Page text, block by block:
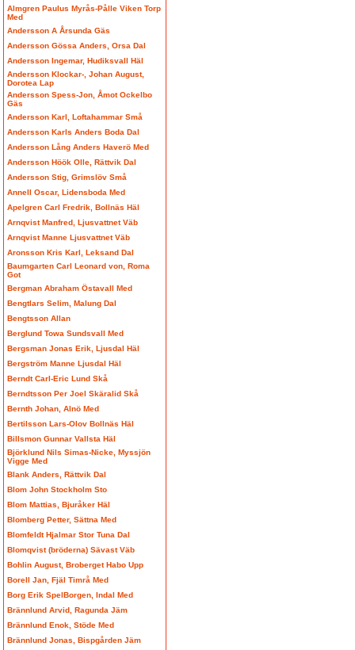
Almgren Paulus Myrås-Pålle Viken Torp
Med
Andersson A Årsunda Gäs
Andersson Gössa Anders, Orsa Dal
Andersson Ingemar, Hudiksvall Häl
Andersson Klockar-, Johan August,
Dorotea Lap
Andersson Spess-Jon, Åmot Ockelbo
Gäs
Andersson Karl, Loftahammar Små
Andersson Karls Anders Boda Dal
Andersson Lång Anders Haverö Med
Andersson Höök Olle, Rättvik Dal
Andersson Stig, Grimslöv Små
Annell Oscar, Lidensboda Med
Apelgren Carl Fredrik, Bollnäs Häl
Arnqvist Manfred, Ljusvattnet Väb
Arnqvist Manne Ljusvattnet Väb
Aronsson Kris Karl, Leksand Dal
Baumgarten Carl Leonard von, Roma
Got
Bergman Abraham Östavall Med
Bengtlars Selim, Malung Dal
Bengtsson Allan
Berglund Towa Sundsvall Med
Bergsman Jonas Erik, Ljusdal Häl
Bergström Manne Ljusdal Häl
Berndt Carl-Eric Lund Skå
Berndtsson Per Joel Skäralid Skå
Bernth Johan, Alnö Med
Bertilsson Lars-Olov Bollnäs Häl
Billsmon Gunnar Vallsta Häl
Björklund Nils Simas-Nicke, Myssjön
Vigge Med
Blank Anders, Rättvik Dal
Blom John Stockholm Sto
Blom Mattias, Bjuråker Häl
Blomberg Petter, Sättna Med
Blomfeldt Hjalmar Stor Tuna Dal
Blomqvist (bröderna) Sävast Väb
Bohlin August, Broberget Habo Upp
Borell Jan, Fjäl Timrå Med
Borg Erik SpelBorgen, Indal Med
Brännlund Arvid, Ragunda Jäm
Brännlund Enok, Stöde Med
Brännlund Jonas, Bispgården Jäm